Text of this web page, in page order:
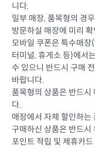
니다.
일부 매장, 품목형의 경
방문하실 매장에 미리
모바일 쿠폰은 특수매장
터미널, 휴게소 등)에서
수 있으니 반드시 구매
바랍니다.
품목형의 상품은 반드시
다.
매장에서 자체 할인하는
구매하신 상품은 반드시
포인트 적립 및 제휴카